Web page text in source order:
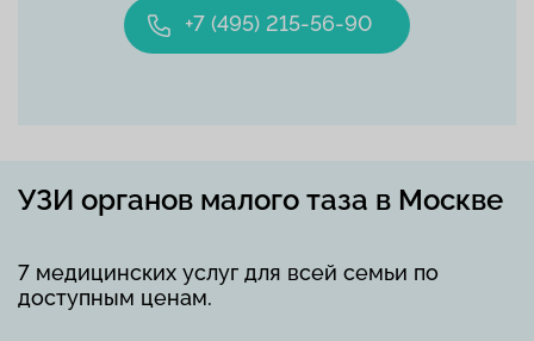
+7 (495) 215-56-90
УЗИ органов малого таза в Москве
7 медицинских услуг для всей семьи по
доступным ценам.